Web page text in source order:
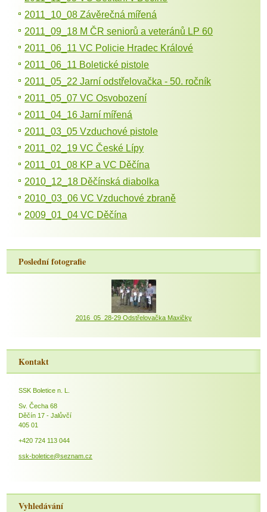
2011_10_08 Závěrečná mířená
2011_09_18 M ČR seniorů a veteránů LP 60
2011_06_11 VC Policie Hradec Králové
2011_06_11 Boletické pistole
2011_05_22 Jarní odstřelovačka - 50. ročník
2011_05_07 VC Osvobození
2011_04_16 Jarní mířená
2011_03_05 Vzduchové pistole
2011_02_19 VC České Lípy
2011_01_08 KP a VC Děčína
2010_12_18 Děčínská diabolka
2010_03_06 VC Vzduchové zbraně
2009_01_04 VC Děčína
Poslední fotografie
2016_05_28-29 Odstřelovačka Maxičky
Kontakt
SSK Boletice n. L.
Sv. Čecha 68
Děčín 17 - Jalůvčí
405 01
+420 724 113 044
ssk-boletice@seznam.cz
Vyhledávání